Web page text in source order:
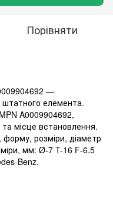
Порівняти
—
штатного елемента.
A0009904692,
місце встановлення.
форму, розміри, діаметр
мм: Ø-7 T-16 F-6.5
Benz.